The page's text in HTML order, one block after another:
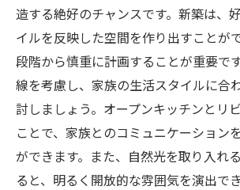
造する絶好のチャンスです。新築は、
イルを反映した空間を作り出すことが
段階から慎重に計画することが重要で
線を考慮し、家族の生活スタイルに合
討しましょう。オープンキッチンとリ
ことで、家族とのコミュニケーション
ができます。また、自然光を取り入れ
ると、明るく開放的な雰囲気を演出で